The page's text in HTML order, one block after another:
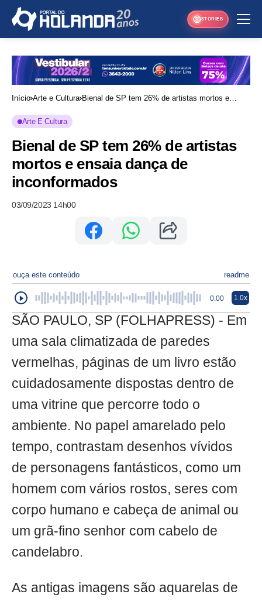
STORIES
Início Arte e Cultura Bienal de SP tem 26% de artistas mortos e
Arte E Cultura
Bienal de SP tem 26% de artistas
mortos e ensaia dança de
inconformados
03/09/2023 14h00
ouça este conteúdo readme
0:00 1.0x
SÃO PAULO, SP (FOLHAPRESS) - Em
uma sala climatizada de paredes
vermelhas, páginas de um livro estão
cuidadosamente dispostas dentro de
uma vitrine que percorre todo o
ambiente. No papel amarelado pelo
tempo, contrastam desenhos vívidos
de personagens fantásticos, como um
homem com vários rostos, seres com
corpo humano e cabeça de animal ou
um grã-fino senhor com cabelo de
candelabro.
As antigas imagens são aquarelas de